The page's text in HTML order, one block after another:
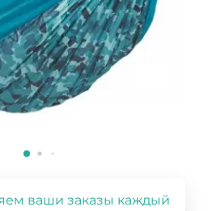
ваши заказы каждый